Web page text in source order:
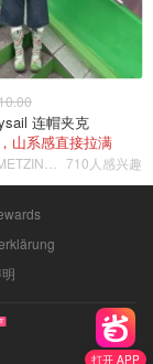
打开 APP
连帽夹克
山系感直接拉满
710人感兴趣